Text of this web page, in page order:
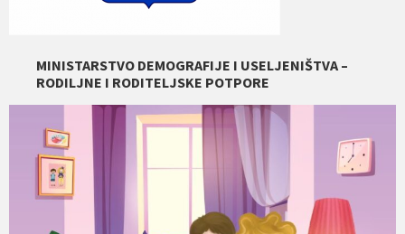
MINISTARSTVO DEMOGRAFIJE I USELJENIŠTVA –
RODILJNE I RODITELJSKE POTPORE